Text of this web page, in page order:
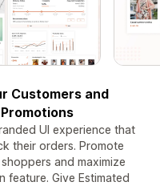
Customers and
UI experience that
their orders. Promote
and maximize
feature. Give Estimated